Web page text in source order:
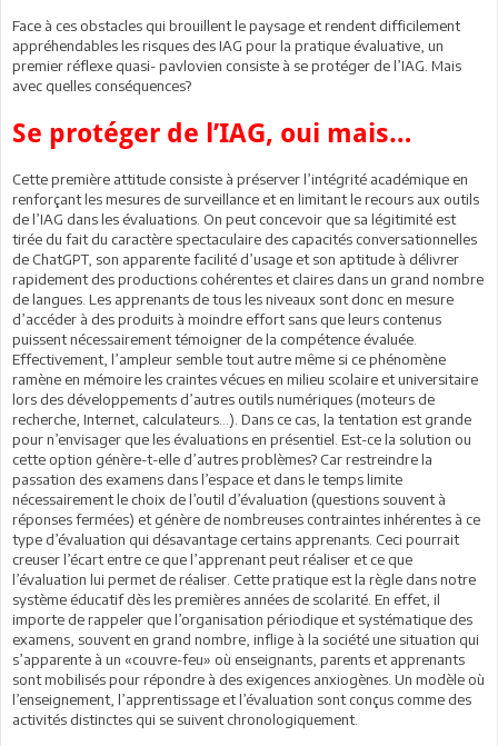
Face à ces obstacles qui brouillent le paysage et rendent difficilement
appréhendables les risques des IAG pour la pratique évaluative, un
premier réflexe quasi- pavlovien consiste à se protéger de l’IAG. Mais
avec quelles conséquences?
Se protéger de l’IAG, oui mais…
Cette première attitude consiste à préserver l’intégrité académique en
renforçant les mesures de surveillance et en limitant le recours aux outils
de l’IAG dans les évaluations. On peut concevoir que sa légitimité est
tirée du fait du caractère spectaculaire des capacités conversationnelles
de ChatGPT, son apparente facilité d’usage et son aptitude à délivrer
rapidement des productions cohérentes et claires dans un grand nombre
de langues. Les apprenants de tous les niveaux sont donc en mesure
d’accéder à des produits à moindre effort sans que leurs contenus
puissent nécessairement témoigner de la compétence évaluée.
Effectivement, l’ampleur semble tout autre même si ce phénomène
ramène en mémoire les craintes vécues en milieu scolaire et universitaire
lors des développements d’autres outils numériques (moteurs de
recherche, Internet, calculateurs…). Dans ce cas, la tentation est grande
pour n’envisager que les évaluations en présentiel. Est-ce la solution ou
cette option génère-t-elle d’autres problèmes? Car restreindre la
passation des examens dans l’espace et dans le temps limite
nécessairement le choix de l’outil d’évaluation (questions souvent à
réponses fermées) et génère de nombreuses contraintes inhérentes à ce
type d’évaluation qui désavantage certains apprenants. Ceci pourrait
creuser l’écart entre ce que l’apprenant peut réaliser et ce que
l’évaluation lui permet de réaliser. Cette pratique est la règle dans notre
système éducatif dès les premières années de scolarité. En effet, il
importe de rappeler que l’organisation périodique et systématique des
examens, souvent en grand nombre, inflige à la société une situation qui
s’apparente à un «couvre-feu» où enseignants, parents et apprenants
sont mobilisés pour répondre à des exigences anxiogènes. Un modèle où
l’enseignement, l’apprentissage et l’évaluation sont conçus comme des
activités distinctes qui se suivent chronologiquement.